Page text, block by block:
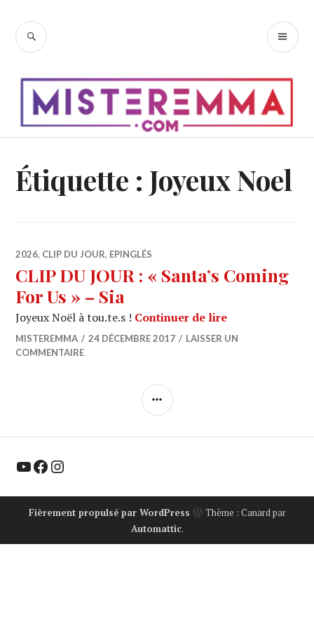
contenu
RECHERCHE
Étiquette : Joyeux Noel
2026, CLIP DU JOUR, EPINGLÉS
CLIP DU JOUR : « Santa’s Coming
For Us » – Sia
Joyeux Noël à tou.te.s ! Continuer de lireCLIP DU JOUR
MISTEREMMA 24 DÉCEMBRE 2017
LAISSER UN
COMMENTAIRE
COLONNE
YouTube Facebook Instagram
Fièrement propulsé par WordPress
Thème : Canard par
Automattic.